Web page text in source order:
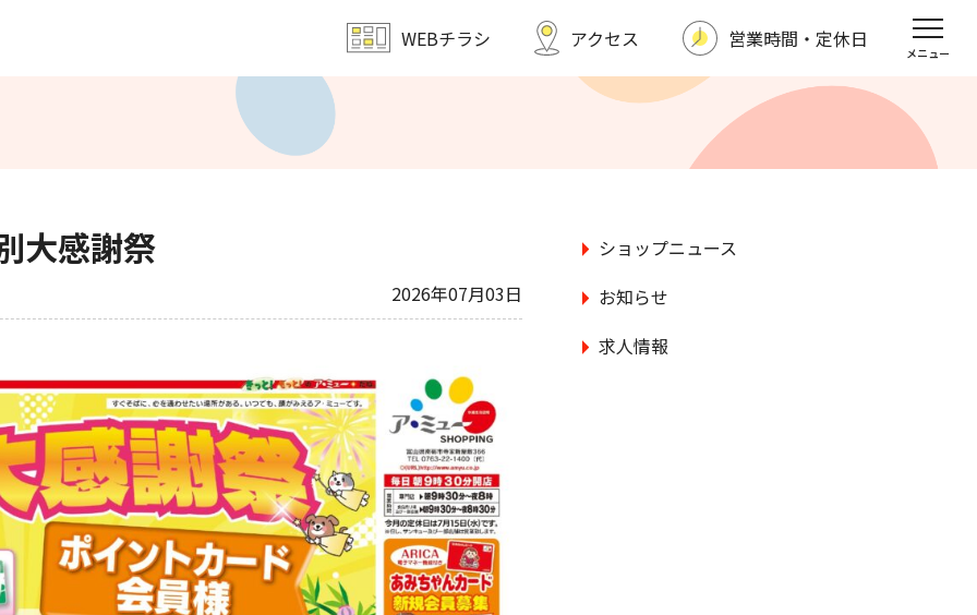
WEBチラシ アクセス 営業時間・定休日
メニュー
サンキュー
福野タウンホテル スポーツクラブ
大感謝祭
2026年07月03日
ショップニュース
お知らせ
求人情報